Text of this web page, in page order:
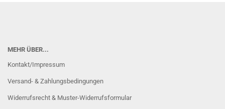
MEHR ÜBER...
Kontakt/Impressum
Versand- & Zahlungsbedingungen
Widerrufsrecht & Muster-Widerrufsformular